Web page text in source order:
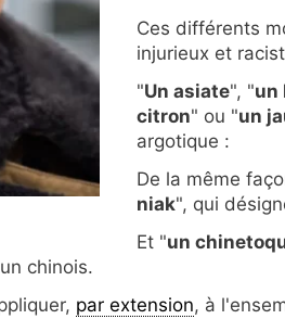
Ces différents
injurieux et
"Un asiate", "un
citron" ou "un
argotique :
De la même
niak", qui
Et "un
chinois.
par extension, à